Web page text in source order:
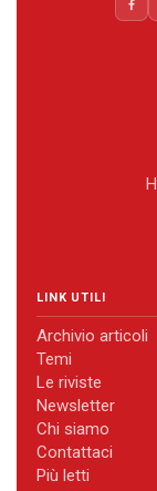
LINK UTILI
Archivio articoli
Temi
Le riviste
Newsletter
Chi siamo
Contattaci
Più letti